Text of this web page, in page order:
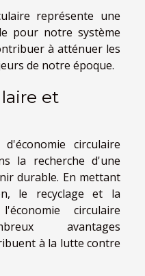
représente une
pour notre système
à atténuer les
de notre époque.
et
circulaire
la recherche d'une
durable. En mettant
le recyclage et la
circulaire
avantages
à la lutte contre